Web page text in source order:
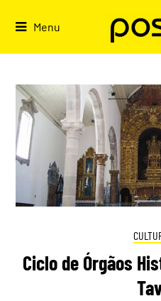
Menu
Ciclo de Órgãos